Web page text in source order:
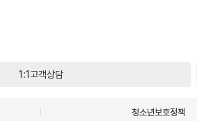
1:1고객상담
청소년보호정책